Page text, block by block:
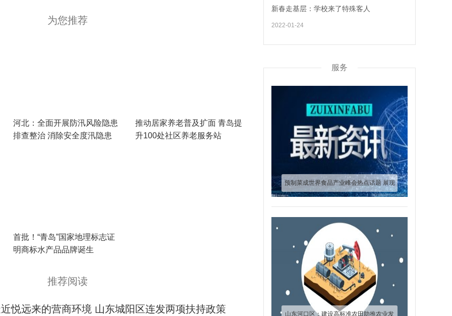
为您推荐
河北：全面开展防汛风险隐患
排查整治 消除安全度汛隐患
推动居家养老普及扩面 青岛提
升100处社区养老服务站
首批！“青岛”国家地理标志证
明商标水产品品牌诞生
推荐阅读
悦远来的营商环境 山东城阳区连发两项扶持政策
新春走基层：学校来了特殊客人
2022-01-24
服务
预制菜成世界食品产业峰会热点话题 展现
山东河口区：建设高标准农田助推农业发